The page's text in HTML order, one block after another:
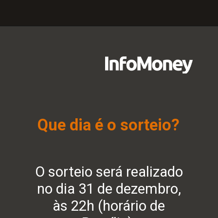
O sorteio será realizado
no dia 31 de dezembro,
às 22h (horário de
Que dia é o sorteio?